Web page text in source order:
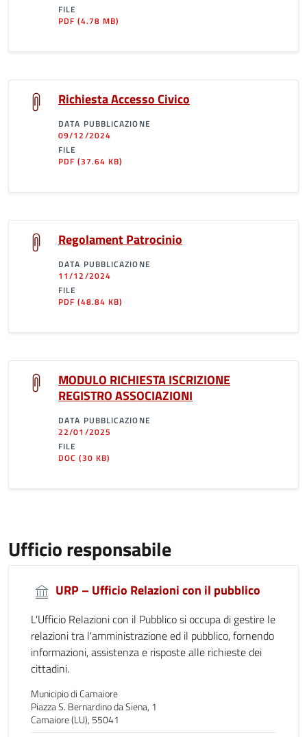
FILE
PDF(4.78 MB)
Richiesta Accesso Civico
DATA PUBBLICAZIONE
09/12/2024
FILE
PDF(37.64 KB)
Regolament Patrocinio
DATA PUBBLICAZIONE
11/12/2024
FILE
PDF(48.84 KB)
MODULO RICHIESTA ISCRIZIONE
REGISTRO ASSOCIAZIONI
DATA PUBBLICAZIONE
22/01/2025
FILE
DOC(30 KB)
Ufficio responsabile
URP – Ufficio Relazioni con il pubblico
L'Ufficio Relazioni con il Pubblico si occupa di gestire le
relazioni tra l'amministrazione ed il pubblico, fornendo
informazioni, assistenza e risposte alle richieste dei
cittadini.
Municipio di Camaiore
Piazza S. Bernardino da Siena, 1
Camaiore (LU), 55041